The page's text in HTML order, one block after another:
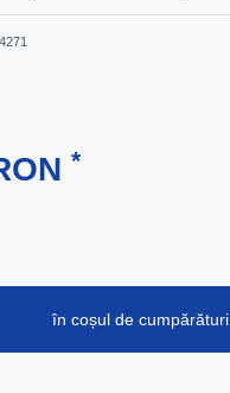
*
în coșul de cumpărături